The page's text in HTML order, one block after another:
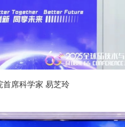
席科学家 易芝玲